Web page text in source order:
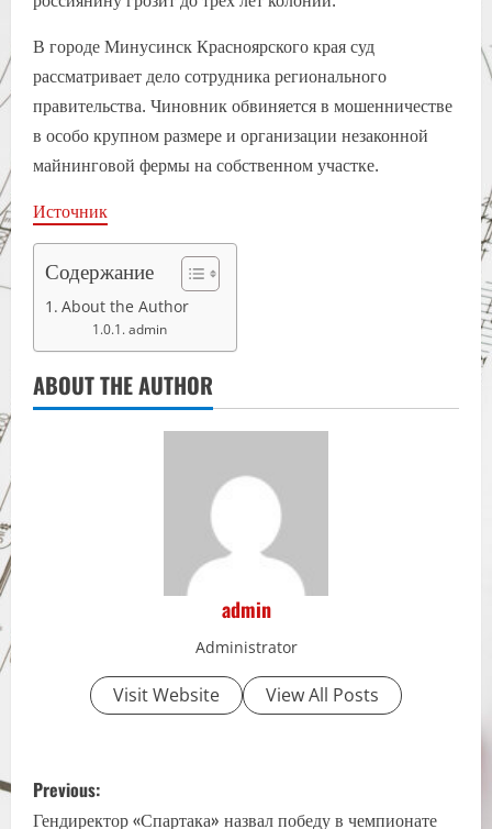
В городе Минусинск Красноярского края суд
рассматривает дело сотрудника регионального
правительства. Чиновник обвиняется в мошенничестве
в особо крупном размере и организации незаконной
майнинговой фермы на собственном участке.
Источник
Содержание
About the Author
admin
ABOUT THE AUTHOR
admin
Administrator
Visit Website View All Posts
P
Previous:
Гендиректор «Спартака» назвал победу в чемпионате